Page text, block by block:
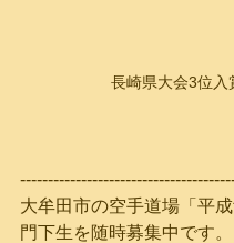
長崎県大会3位入
大牟田市の空手道場「平成
門下生を随時募集中です。